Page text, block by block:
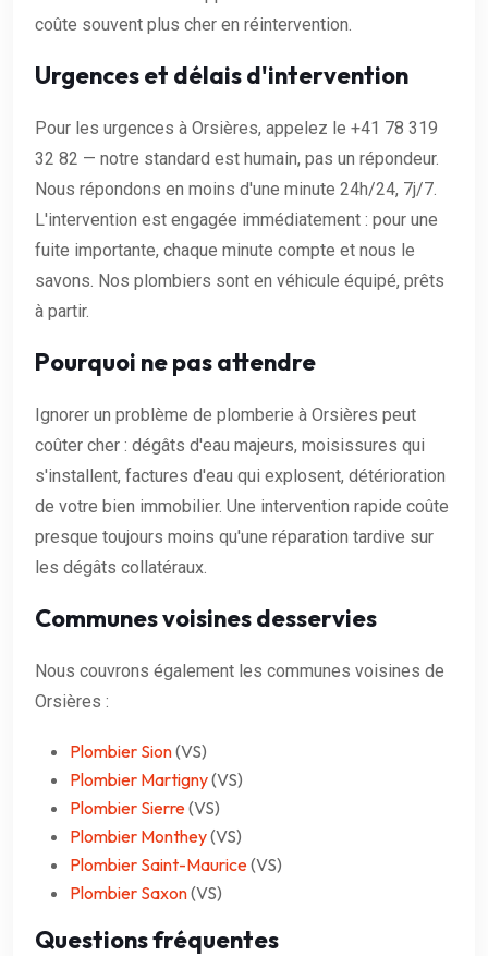
coûte souvent plus cher en réintervention.
Urgences et délais d'intervention
Pour les urgences à Orsières, appelez le +41 78 319
32 82 — notre standard est humain, pas un répondeur.
Nous répondons en moins d'une minute 24h/24, 7j/7.
L'intervention est engagée immédiatement : pour une
fuite importante, chaque minute compte et nous le
savons. Nos plombiers sont en véhicule équipé, prêts
à partir.
Pourquoi ne pas attendre
Ignorer un problème de plomberie à Orsières peut
coûter cher : dégâts d'eau majeurs, moisissures qui
s'installent, factures d'eau qui explosent, détérioration
de votre bien immobilier. Une intervention rapide coûte
presque toujours moins qu'une réparation tardive sur
les dégâts collatéraux.
Communes voisines desservies
Nous couvrons également les communes voisines de
Orsières :
Plombier Sion(VS)
Plombier Martigny(VS)
Plombier Sierre(VS)
Plombier Monthey(VS)
Plombier Saint-Maurice(VS)
Plombier Saxon(VS)
Questions fréquentes